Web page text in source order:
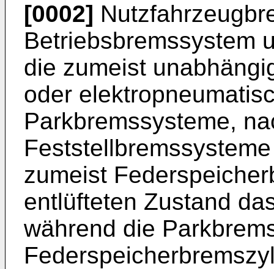
[0002]
Betriebsbremssystem
die zumeist
oder
Parkbremssysteme,
zumeist
entlüfteten Zustand
während die